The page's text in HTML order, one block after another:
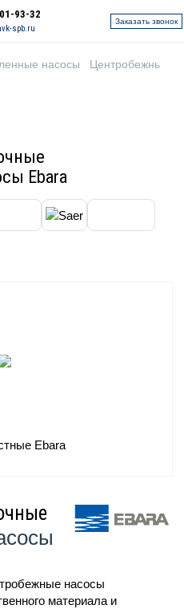
93-32
spb.ru
Заказать звонок
насосы Центробежные
Ebara
Ebara
насосы
материала и